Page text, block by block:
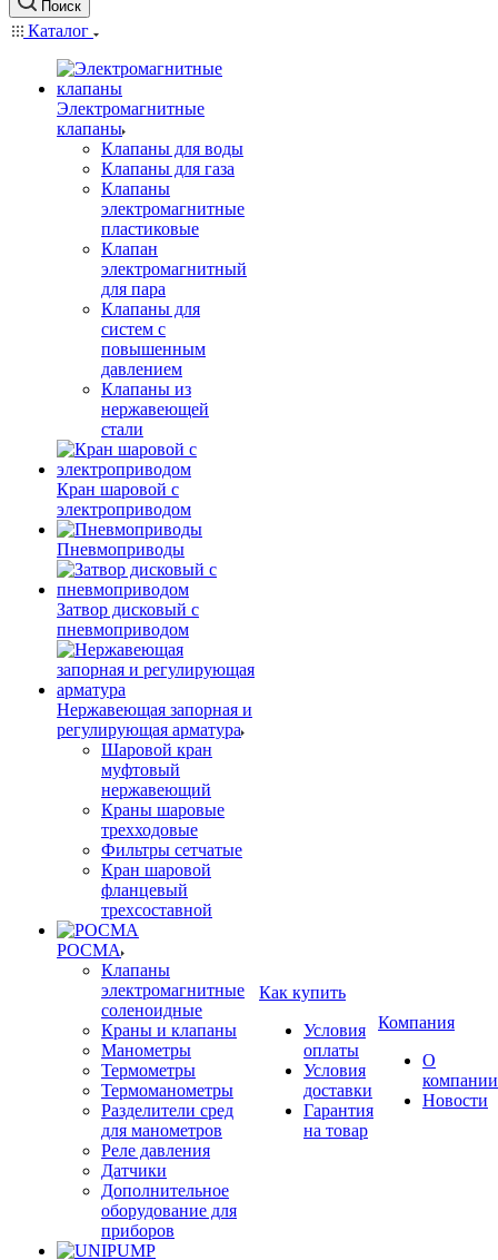
Поиск
Каталог
Электромагнитные
клапаны
Клапаны для воды
Клапаны для газа
Клапаны
электромагнитные
пластиковые
Клапан
электромагнитный
для пара
Клапаны для
систем с
повышенным
давлением
Клапаны из
нержавеющей
стали
Кран шаровой с
электроприводом
Пневмоприводы
Затвор дисковый с
пневмоприводом
Нержавеющая запорная и
регулирующая арматура
Шаровой кран
муфтовый
нержавеющий
Краны шаровые
трехходовые
Фильтры сетчатые
Кран шаровой
фланцевый
трехсоставной
РОСМА
Клапаны
электромагнитные
соленоидные
Краны и клапаны
Манометры
Термометры
Термоманометры
Разделители сред
для манометров
Реле давления
Датчики
Дополнительное
оборудование для
приборов
Как купить
Условия
оплаты
Условия
доставки
Гарантия
на товар
Компания
О
компании
Новости